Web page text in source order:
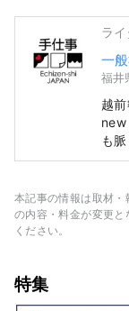
ラ
一
福井
越
new
も
い
と
く
地
れ
本記事の情報は取材
の内容・料金が変更
ください。
特集